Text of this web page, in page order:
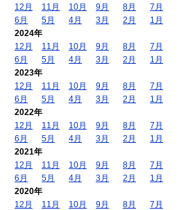
12月
11月 10月 9月 8月
7月
6月
5月 4月 3月 2月
1月
2024年
12月
11月 10月 9月 8月
7月
6月
5月 4月 3月 2月
1月
2023年
12月
11月 10月 9月 8月
7月
6月
5月 4月 3月 2月
1月
2022年
12月
11月 10月 9月 8月
7月
6月
5月 4月 3月 2月
1月
2021年
12月
11月 10月 9月 8月
7月
6月
5月 4月 3月 2月
1月
2020年
12月
11月 10月 9月 8月
7月